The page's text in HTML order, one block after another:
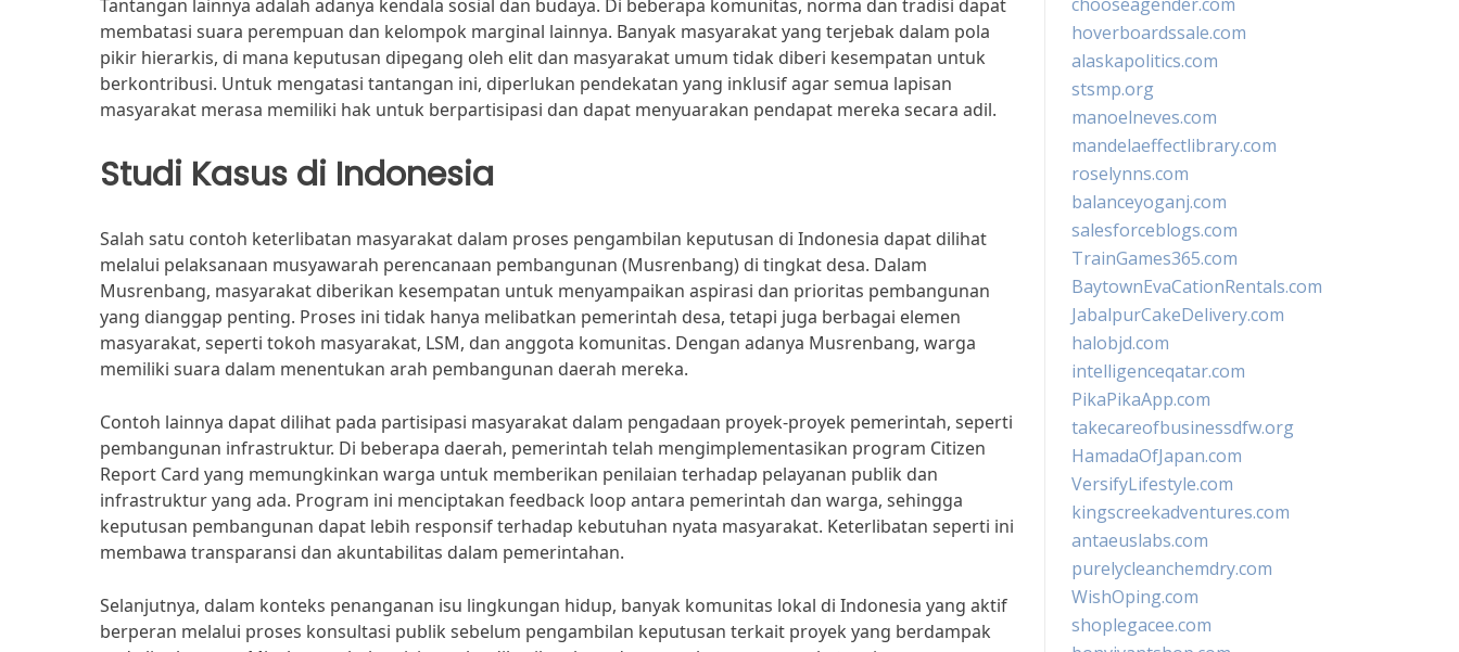
Tantangan lainnya adalah adanya kendala sosial dan budaya. Di beberapa komunitas, norma dan tradisi dapat
membatasi suara perempuan dan kelompok marginal lainnya. Banyak masyarakat yang terjebak dalam pola
pikir hierarkis, di mana keputusan dipegang oleh elit dan masyarakat umum tidak diberi kesempatan untuk
berkontribusi. Untuk mengatasi tantangan ini, diperlukan pendekatan yang inklusif agar semua lapisan
masyarakat merasa memiliki hak untuk berpartisipasi dan dapat menyuarakan pendapat mereka secara adil.
Studi Kasus di Indonesia
Salah satu contoh keterlibatan masyarakat dalam proses pengambilan keputusan di Indonesia dapat dilihat
melalui pelaksanaan musyawarah perencanaan pembangunan (Musrenbang) di tingkat desa. Dalam
Musrenbang, masyarakat diberikan kesempatan untuk menyampaikan aspirasi dan prioritas pembangunan
yang dianggap penting. Proses ini tidak hanya melibatkan pemerintah desa, tetapi juga berbagai elemen
masyarakat, seperti tokoh masyarakat, LSM, dan anggota komunitas. Dengan adanya Musrenbang, warga
memiliki suara dalam menentukan arah pembangunan daerah mereka.
Contoh lainnya dapat dilihat pada partisipasi masyarakat dalam pengadaan proyek-proyek pemerintah, seperti
pembangunan infrastruktur. Di beberapa daerah, pemerintah telah mengimplementasikan program Citizen
Report Card yang memungkinkan warga untuk memberikan penilaian terhadap pelayanan publik dan
infrastruktur yang ada. Program ini menciptakan feedback loop antara pemerintah dan warga, sehingga
keputusan pembangunan dapat lebih responsif terhadap kebutuhan nyata masyarakat. Keterlibatan seperti ini
membawa transparansi dan akuntabilitas dalam pemerintahan.
Selanjutnya, dalam konteks penanganan isu lingkungan hidup, banyak komunitas lokal di Indonesia yang aktif
berperan melalui proses konsultasi publik sebelum pengambilan keputusan terkait proyek yang berdampak
hoverboardssale.com
alaskapolitics.com
stsmp.org
manoelneves.com
mandelaeffectlibrary.com
roselynns.com
balanceyoganj.com
salesforceblogs.com
TrainGames365.com
BaytownEvaCationRentals.com
JabalpurCakeDelivery.com
halobjd.com
intelligenceqatar.com
PikaPikaApp.com
takecareofbusinessdfw.org
HamadaOfJapan.com
VersifyLifestyle.com
kingscreekadventures.com
antaeuslabs.com
purelycleanchemdry.com
WishOping.com
shoplegacee.com